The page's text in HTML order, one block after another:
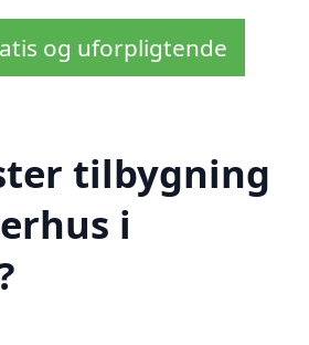
og uforpligtende
tilbygning
i